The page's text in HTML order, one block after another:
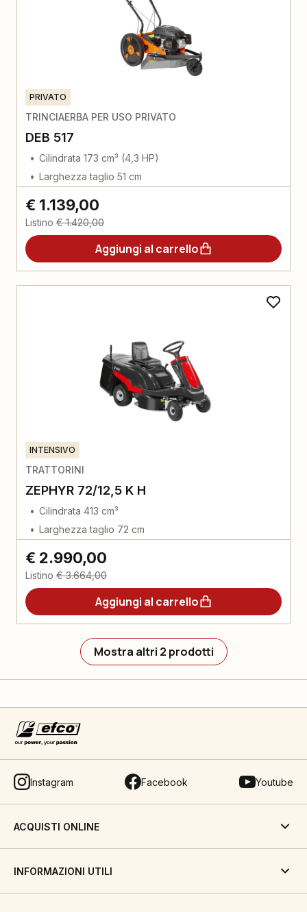
PRIVATO
TRINCIAERBA PER USO PRIVATO
DEB 517
Cilindrata 173 cm³ (4,3 HP)
Larghezza taglio 51 cm
€ 1.139,00
Listino € 1.420,00
Aggiungi al carrello
INTENSIVO
TRATTORINI
ZEPHYR 72/12,5 K H
Cilindrata 413 cm³
Larghezza taglio 72 cm
€ 2.990,00
Listino € 3.664,00
Aggiungi al carrello
Mostra altri 2 prodotti
Instagram Facebook Youtube
ACQUISTI ONLINE
INFORMAZIONI UTILI